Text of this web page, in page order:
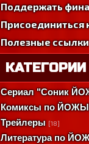
Поддержать
Присоединиться
Полезные ссылки
Сериал "Соник
Комиксы по
Трейлеры [18]
Литература по